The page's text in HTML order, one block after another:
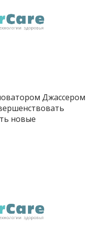
Джассером
новые